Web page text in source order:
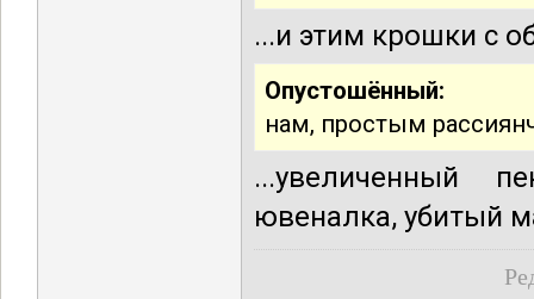
...и этим крошки с
Опустошённый:
нам, простым
...увеличенный
ювеналка, убитый